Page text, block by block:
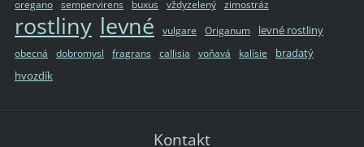
oregano sempervirens buxus vždyzelený zimostráz
rostliny levné vulgare Origanum levné rostliny
obecná dobromysl fragrans callisia voňavá kalísie
bradatý
hvozdík
Kontakt